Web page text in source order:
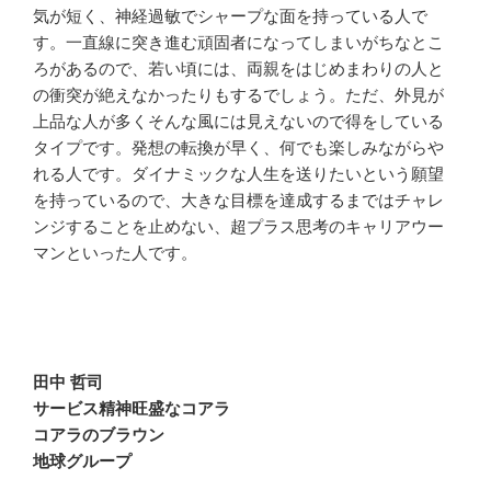
気が短く、神経過敏でシャープな面を持っている人で
す。一直線に突き進む頑固者になってしまいがちなとこ
ろがあるので、若い頃には、両親をはじめまわりの人と
の衝突が絶えなかったりもするでしょう。ただ、外見が
上品な人が多くそんな風には見えないので得をしている
タイプです。発想の転換が早く、何でも楽しみながらや
れる人です。ダイナミックな人生を送りたいという願望
を持っているので、大きな目標を達成するまではチャレ
ンジすることを止めない、超プラス思考のキャリアウー
マンといった人です。
田中 哲司
サービス精神旺盛なコアラ
コアラのブラウン
地球グループ